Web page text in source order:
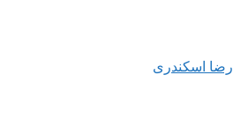
رضا اسکندری